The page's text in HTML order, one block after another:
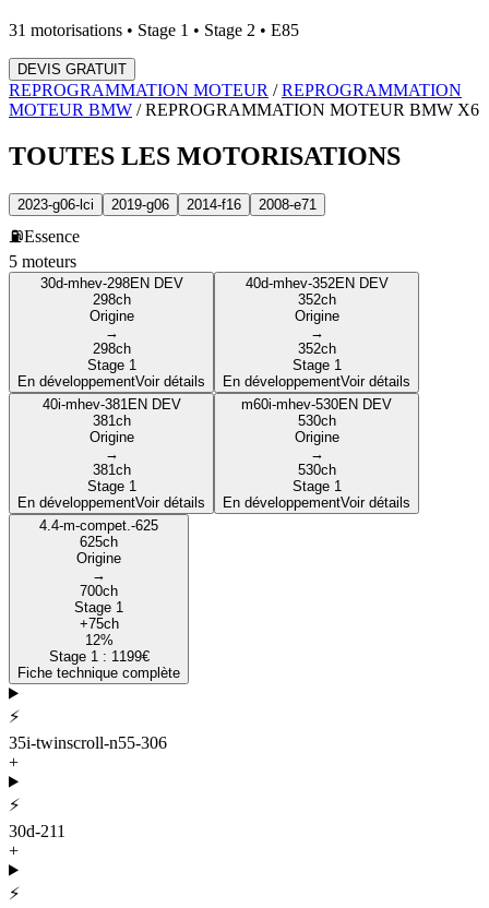
31 motorisations • Stage 1 • Stage 2 • E85
DEVIS GRATUIT
REPROGRAMMATION MOTEUR /REPROGRAMMATION
MOTEUR BMW /REPROGRAMMATION MOTEUR BMW X6
TOUTES LES MOTORISATIONS
2023-g06-lci 2019-g06 2014-f16 2008-e71
⛽Essence
5 moteurs
30d-mhev-298EN DEV
298ch
Origine
→
298ch
Stage 1
En développementVoir détails
40d-mhev-352EN DEV
352ch
Origine
→
352ch
Stage 1
En développementVoir détails
40i-mhev-381 EN DEV
381ch
Origine
→
381ch
Stage 1
En développementVoir détails
m60i-mhev-530EN DEV
530ch
Origine
→
530ch
Stage 1
En développementVoir détails
4.4-m-compet.-625
625ch
Origine
→
700ch
Stage 1
+75ch
12%
Stage 1 : 1199€
Fiche technique complète
⚡
35i-twinscroll-n55-306
+
⚡
30d-211
+
⚡